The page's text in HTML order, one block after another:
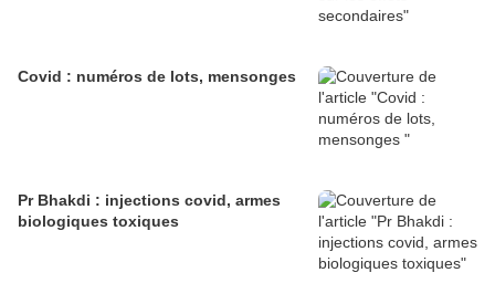
Covid : numéros de lots, mensonges
Pr Bhakdi : injections covid, armes
biologiques toxiques